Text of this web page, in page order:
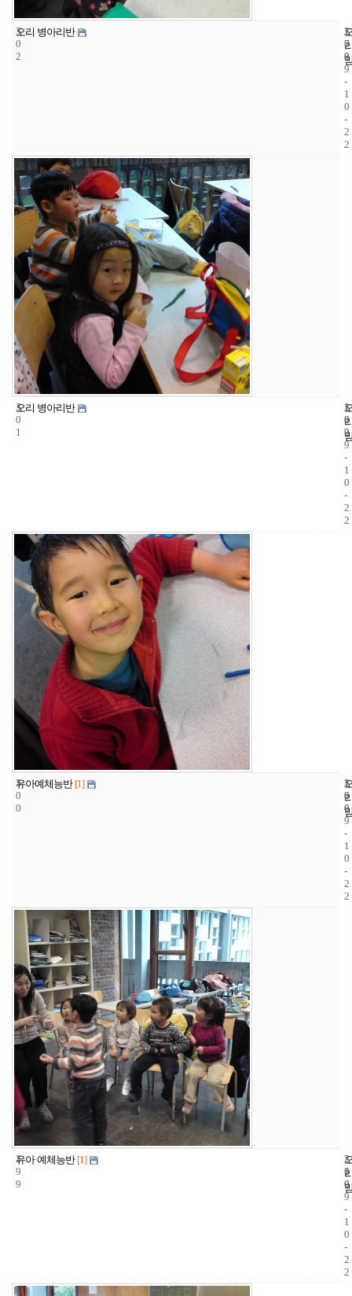
3
0
2
오리 병아리반
1
7
8
2
0
0
9
-
1
0
-
2
2
3
0
1
오리 병아리반
1
8
2
2
0
0
9
-
1
0
-
2
2
3
0
0
유아예체능반 [1]
1
8
6
2
0
0
9
-
1
0
-
2
2
2
9
9
유아 예체능반 [1]
2
1
6
2
0
0
9
-
1
0
-
2
2